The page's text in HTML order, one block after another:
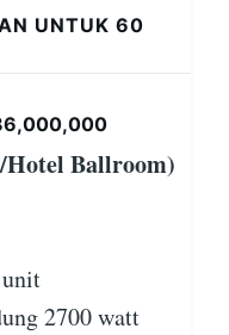
UNTUK 60
Hotel Ballroom)
2700 watt